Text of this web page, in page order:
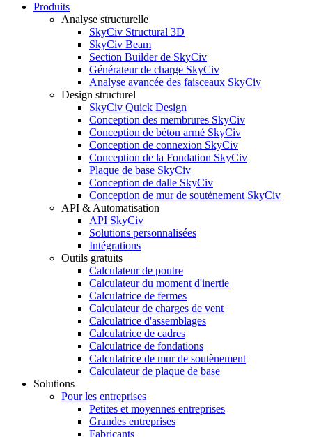
Produits
Analyse structurelle
SkyCiv Structural 3D
SkyCiv Beam
Section Builder de SkyCiv
Générateur de charge SkyCiv
Analyse avancée des faisceaux SkyCiv
Design structurel
SkyCiv Quick Design
Conception des membrures SkyCiv
Conception de béton armé SkyCiv
Conception de connexion SkyCiv
Conception de la Fondation SkyCiv
Plaque de base SkyCiv
Conception de dalle SkyCiv
Conception de mur de soutènement SkyCiv
API & Automatisation
API SkyCiv
Solutions personnalisées
Intégrations
Outils gratuits
Calculateur de poutre
Calculateur du moment d'inertie
Calculatrice de fermes
Calculateur de charges de vent
Calculatrice d'assemblages
Calculatrice de cadres
Calculatrice de fondations
Calculatrice de mur de soutènement
Calculateur de plaque de base
Solutions
Pour les entreprises
Petites et moyennes entreprises
Grandes entreprises
Fabricants